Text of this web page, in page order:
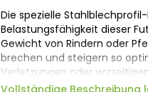
Die spezielle
Belastungsfähigkeit dieser
Gewicht von Rindern oder
brechen und steigern so
Verletzungen oder
Verwendung vonStahl
Vollständige Beschreibung